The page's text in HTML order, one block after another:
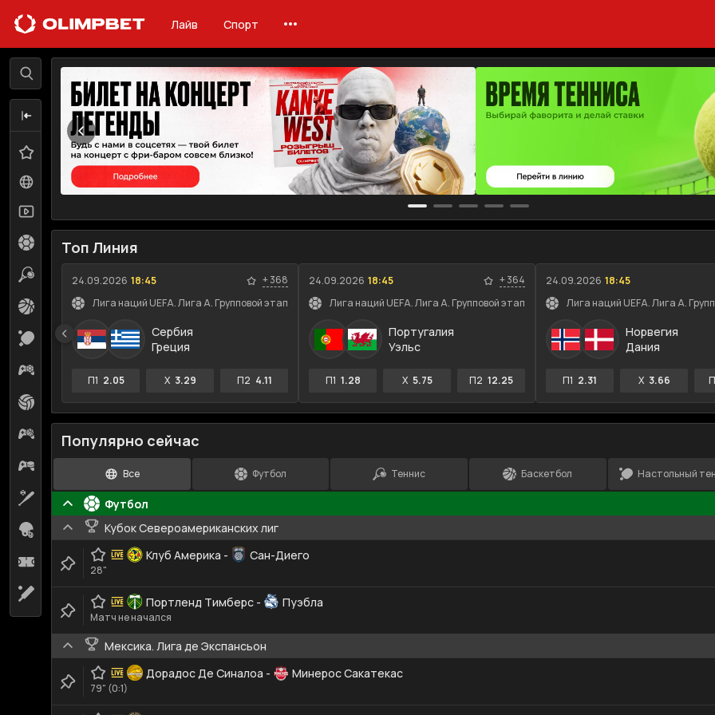
Лайв Спорт
Лайв
Избранное 0
Все события
Футбол
Теннис
Баскетбол 11
Настольный теннис
Волейбол 1
Кибербаскетбол
Киберхоккей
Бейсбол
Американский футбол 1
Футзал 1
Топ Линия
24.09.2026 18:45 +368
Лига наций UEFA. Лига A. Групповой этап
Сербия
Греция
П1 2.05 X 3.29 П2 4.11
24.09.2026 18:45 +364
Лига наций UEFA. Лига A. Групповой этап
Португалия
Уэльс
П1 1.28 X 5.75 П2 12.25
24.09.2026 18:45
Лига наций UEFA. Лига A.
Норвегия
Дания
П1 2.31 X 3.66
Популярно сейчас
Все Футбол Теннис Баскетбол Настольный
Футбол
Кубок Североамериканских лиг
Клуб Америка - Сан-Диего
28"
Портленд Тимберс - Пуэбла
Матч не начался
Мексика. Лига де Экспансьон
Дорадос Де Синалоа - Минерос Сакатекас
79" (0:1)